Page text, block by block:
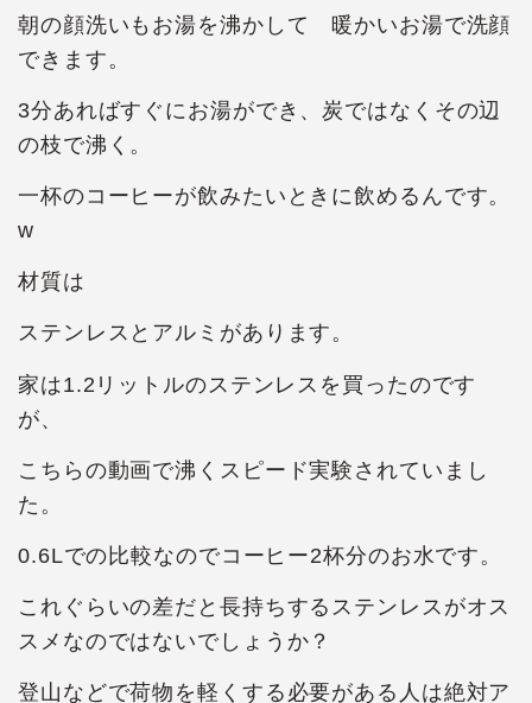
朝の顔洗いもお湯を沸かして 暖かいお湯で洗顔
できます。
3分あればすぐにお湯ができ、炭ではなくその辺
の枝で沸く。
一杯のコーヒーが飲みたいときに飲めるんです。
w
材質は
ステンレスとアルミがあります。
家は1.2リットルのステンレスを買ったのです
が、
こちらの動画で沸くスピード実験されていまし
た。
0.6Lでの比較なのでコーヒー2杯分のお水です。
これぐらいの差だと長持ちするステンレスがオス
スメなのではないでしょうか？
登山などで荷物を軽くする必要がある人は絶対ア